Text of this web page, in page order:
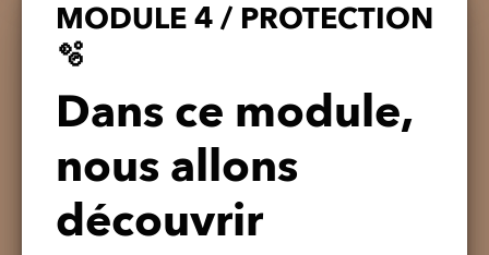
MODULE 4 / PROTECTION
🫧
Dans ce module,
nous allons
découvrir